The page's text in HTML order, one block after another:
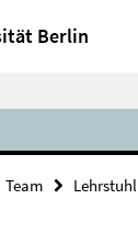
Berlin
Team Lehrstuhl